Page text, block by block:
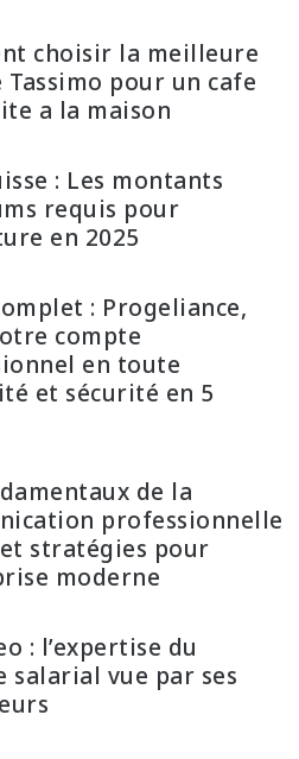
choisir la meilleure
Tassimo pour un cafe
a la maison
: Les montants
requis pour
en 2025
: Progeliance,
compte
en toute
et sécurité en 5
de la
professionnelle
stratégies pour
moderne
: l’expertise du
salarial vue par ses